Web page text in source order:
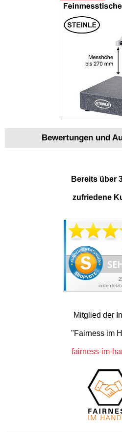
Bewertungen und
Bereits über
zufriedene
Mitglied der
"Fairness im
fairness-im-